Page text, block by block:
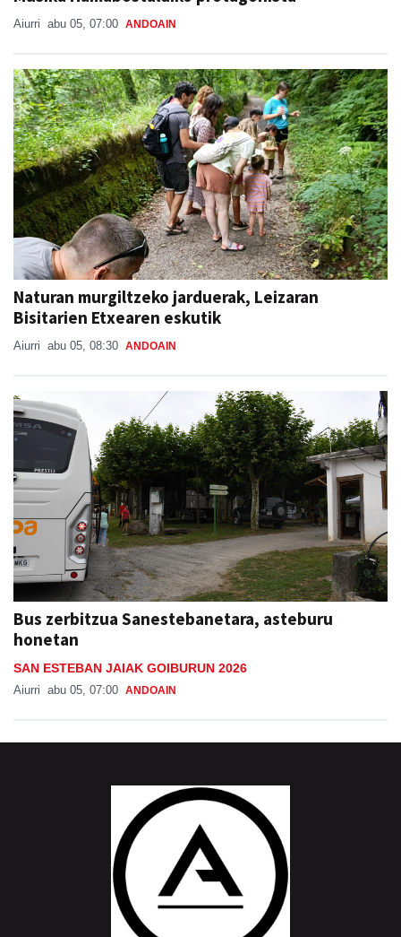
Aiurri abu 05, 07:00 ANDOAIN
Naturan murgiltzeko jarduerak, Leizaran
Bisitarien Etxearen eskutik
Aiurri abu 05, 08:30 ANDOAIN
Bus zerbitzua Sanestebanetara, asteburu
honetan
SAN ESTEBAN JAIAK GOIBURUN 2026
Aiurri abu 05, 07:00 ANDOAIN